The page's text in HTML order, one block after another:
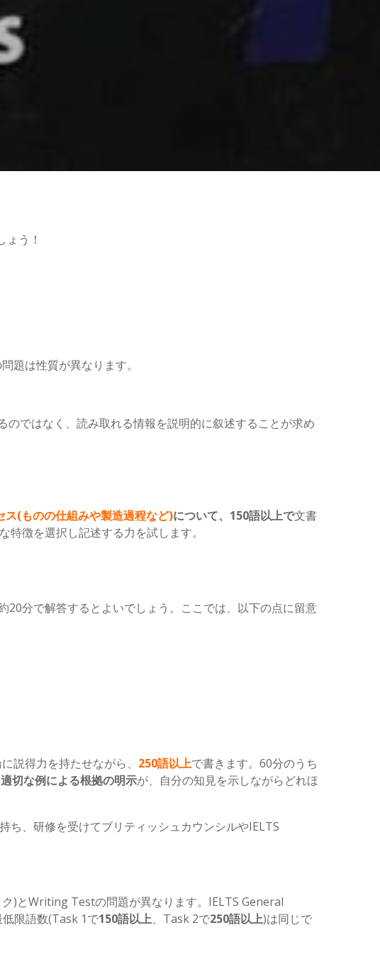
う！
題は性質が異なります。
のではなく、読み取れる情報を説明的に叙述することが求め
(ものの仕組みや製造過程など)について、150語以上で文書
徴を選択し記述する力を試します。
20分で解答するとよいでしょう。ここでは、以下の点に留意
説得力を持たせながら、 250語以上で書きます。60分のうち
適切な例による根拠の明示が、自分の知見を示しながらどれほ
ち、研修を受けてブリティッシュカウンシルやIELTS
)とWriting Testの問題が異なります。IELTS General
限語数(Task 1で150語以上、Task 2で250語以上)は同じで